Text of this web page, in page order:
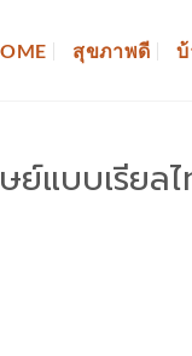
สุขภาพดี
ย์แบบเรียล